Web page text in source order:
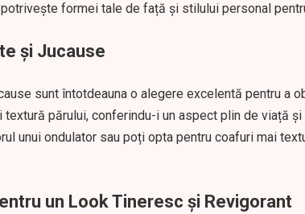
formei tale de față și stilului personal
și Jucause
sunt întotdeauna o alegere excelentă pentru a
textură părului, conferindu-i un aspect plin de viață
unui ondulator sau poți opta pentru coafuri mai
un Look Tineresc și Revigorant